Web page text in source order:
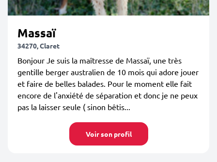
Massaï
34270, Claret
Bonjour Je suis la maîtresse de Massaï, une très
gentille berger australien de 10 mois qui adore jouer
et faire de belles balades. Pour le moment elle fait
encore de l'anxiété de séparation et donc je ne peux
pas la laisser seule ( sinon bêtis...
Voir son profil